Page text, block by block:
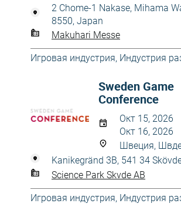
2 Chome-1 Nakase, Mihama
8550, Japan
Makuhari Messe
Игровая индустрия, Индустрия
Sweden Game
Conference
Окт 15, 2026
Окт 16, 2026
Швеция,
Kanikegränd 3B, 541 34
Science Park Skvde AB
Игровая индустрия, Индустрия